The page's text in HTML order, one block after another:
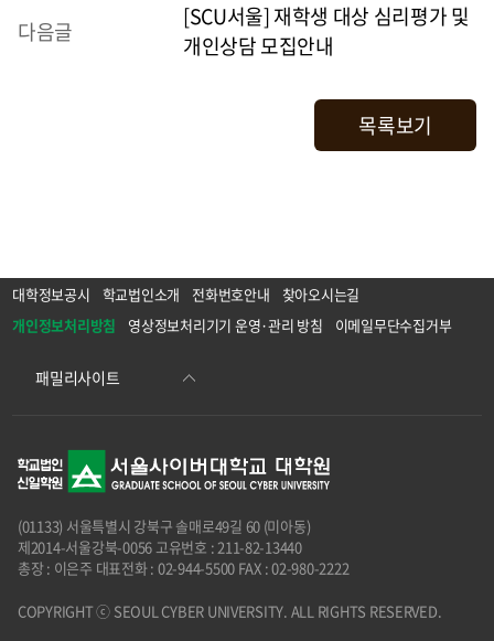
다음글
[SCU서울] 재학생 대상 심리평가 및
개인상담 모집안내
목록보기
대학정보공시 학교법인소개 전화번호안내
찾아오시는길
개인정보처리방침
영상정보처리기기 운영·관리 방침 이메일무단수집거부
(01133) 서울특별시 강북구 솔매로49길 60 (미아동)
제2014-서울강북-0056 고유번호 : 211-82-13440
총장 : 이은주 대표전화 : 02-944-5500 FAX : 02-980-2222
COPYRIGHT ⓒ SEOUL CYBER UNIVERSITY. ALL RIGHTS RESERVED.